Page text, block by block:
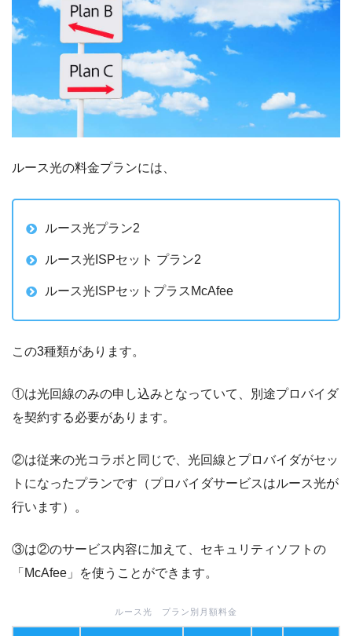
ルース光の料金プランには、
ルース光プラン2
ルース光ISPセット プラン2
ルース光ISPセットプラスMcAfee
この3種類があります。
①は光回線のみの申し込みとなっていて、別途プロバイダ
を契約する必要があります。
②は従来の光コラボと同じで、光回線とプロバイダがセッ
トになったプランです（プロバイダサービスはルース光が
行います）。
③は②のサービス内容に加えて、セキュリティソフトの
「McAfee」を使うことができます。
ルース光 プラン別月額料金